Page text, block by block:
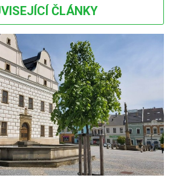
ČLÁNKY